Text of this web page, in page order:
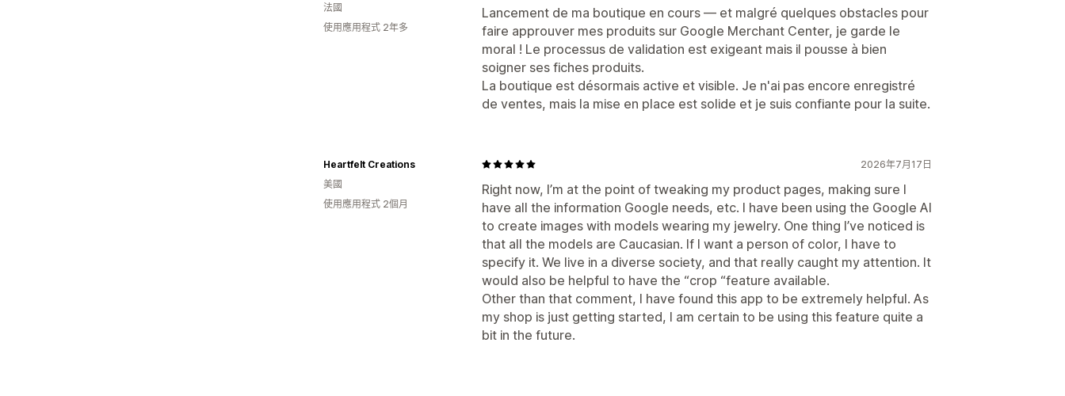
Lancement de ma boutique en cours — et malgré quelques obstacles pour
faire approuver mes produits sur Google Merchant Center, je garde le
moral ! Le processus de validation est exigeant mais il pousse à bien
soigner ses fiches produits.
La boutique est désormais active et visible. Je n'ai pas encore enregistré
de ventes, mais la mise en place est solide et je suis confiante pour la suite.
法國
使用應用程式 2年多
2026年7月17日
Right now, I’m at the point of tweaking my product pages, making sure I
have all the information Google needs, etc. I have been using the Google AI
to create images with models wearing my jewelry. One thing I’ve noticed is
that all the models are Caucasian. If I want a person of color, I have to
specify it. We live in a diverse society, and that really caught my attention. It
would also be helpful to have the “crop “feature available.
Other than that comment, I have found this app to be extremely helpful. As
my shop is just getting started, I am certain to be using this feature quite a
bit in the future.
Heartfelt Creations
美國
使用應用程式 2個月